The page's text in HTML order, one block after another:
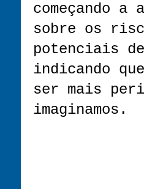
começando
sobre os
potenciais
indicando
ser mais
imaginamos.